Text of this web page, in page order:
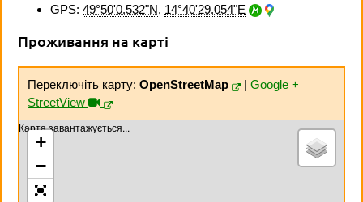
GPS: 49°50'0.532"N, 14°40'29.054"E
Проживання на карті
Переключіть карту: OpenStreetMap | Google +
StreetView
Карта завантажується...
+
−